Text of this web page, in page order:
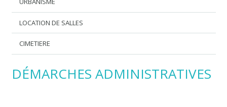
LOCATION DE SALLES
CIMETIERE
DÉMARCHES ADMINISTRATIVES